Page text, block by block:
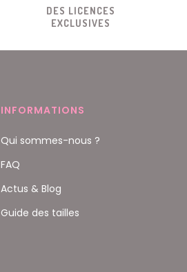
DES LICENCES
EXCLUSIVES
INFORMATIONS
Qui sommes-nous ?
FAQ
Actus & Blog
Guide des tailles